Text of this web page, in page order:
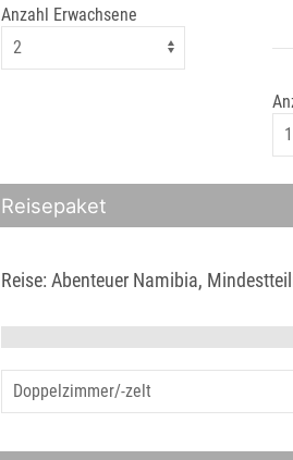
Anzahl Erwachsene
Reisepaket
Reise: Abenteuer Namibia,